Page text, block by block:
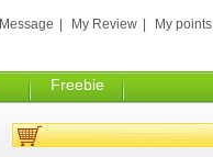
Freebie
Message My Review My points